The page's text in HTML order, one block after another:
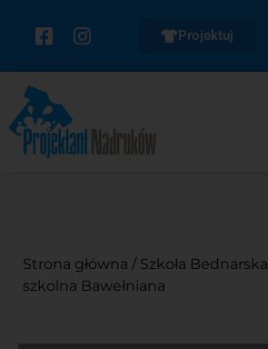
Projektuj
Strona główna / Szkoła Bednarska
szkolna Bawełniana